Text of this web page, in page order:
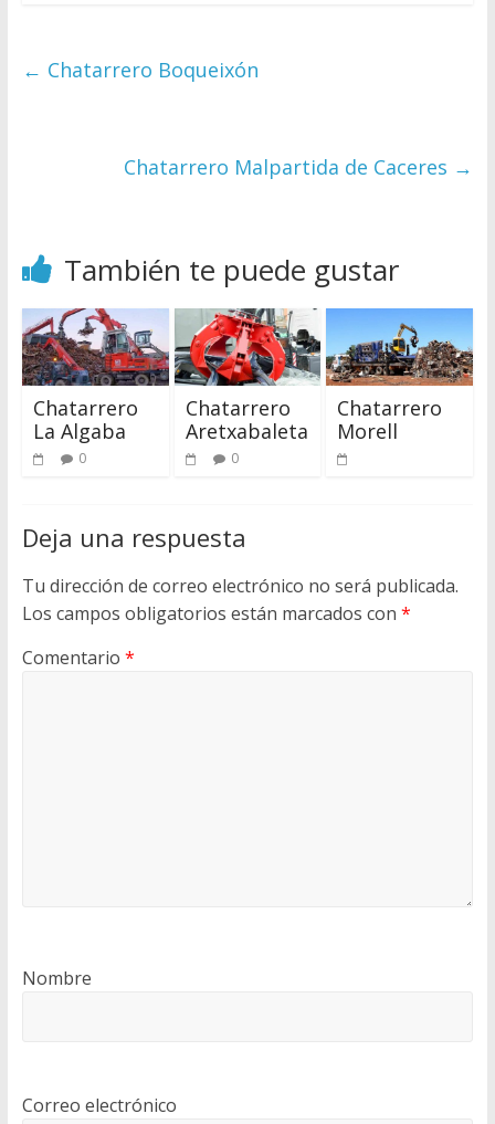
← Chatarrero Boqueixón
Chatarrero Malpartida de Caceres →
También te puede gustar
Chatarrero
La Algaba
0
Chatarrero
Aretxabaleta
0
Chatarrero
Morell
Deja una respuesta
Tu dirección de correo electrónico no será publicada.
Los campos obligatorios están marcados con *
Comentario *
Nombre
Correo electrónico